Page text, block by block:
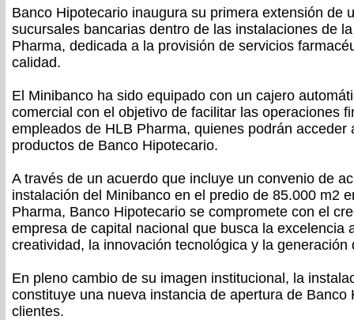
Banco Hipotecario inaugura su primera extensión de
sucursales bancarias dentro de las instalaciones de
Pharma, dedicada a la provisión de servicios
calidad.
El Minibanco ha sido equipado con un cajero
comercial con el objetivo de facilitar las operaciones
empleados de HLB Pharma, quienes podrán acceder
productos de Banco Hipotecario.
A través de un acuerdo que incluye un convenio de
instalación del Minibanco en el predio de 85.000 m2
Pharma, Banco Hipotecario se compromete con el
empresa de capital nacional que busca la excelencia
creatividad, la innovación tecnológica y la generación
En pleno cambio de su imagen institucional, la
constituye una nueva instancia de apertura de Banco
clientes.